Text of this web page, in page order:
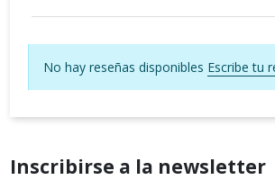
No hay reseñas disponibles Escribe tu
Inscribirse a la newsletter